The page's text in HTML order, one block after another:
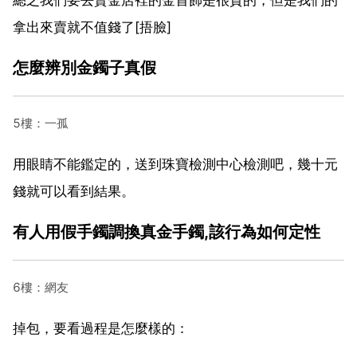
拿出來賣就不值錢了[捂臉]
怎麼辨別金鐲子真假
5樓：一孤
用眼睛不能鑑定的，送到珠寶檢測中心檢測吧，幾十元
錢就可以看到結果。
有人用假手鐲調換真金手鐲,該行為如何定性
6樓：網友
掉包，要看過程是怎麼樣的：